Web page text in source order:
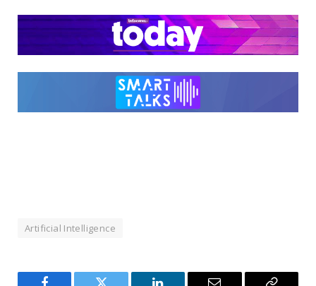
Artificial Intelligence